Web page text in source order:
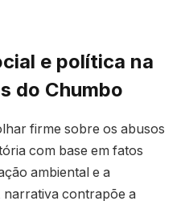
e política na
do Chumbo
firme sobre os abusos
com base em fatos
ambiental e a
contrapõe a